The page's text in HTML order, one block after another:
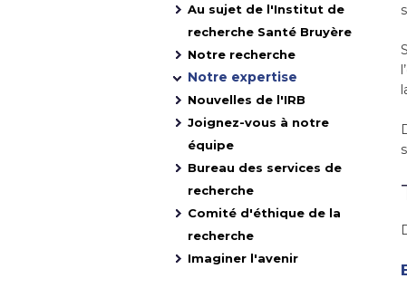
Au sujet de l'Institut de
recherche Santé Bruyère
Notre recherche
Notre expertise
Nouvelles de l'IRB
Joignez-vous à notre
équipe
Bureau des services de
recherche
Comité d'éthique de la
recherche
Imaginer l'avenir